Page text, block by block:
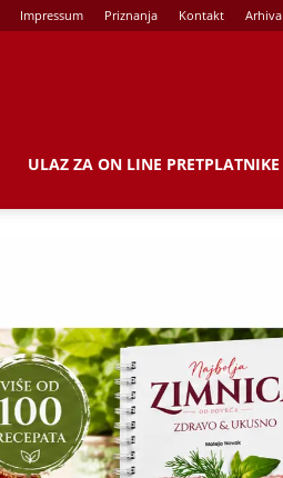
Impressum Priznanja Kontakt Arhiva
ULAZ ZA ON LINE PRETPLATNIKE